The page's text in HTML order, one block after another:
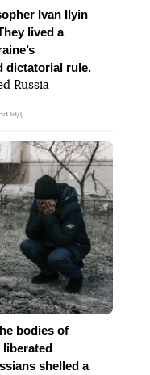
Ivan Ilyin
lived a
dictatorial rule.
Russia
bodies of
shelled a